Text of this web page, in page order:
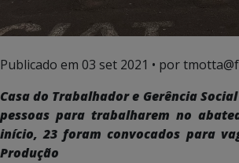
Publicado em 03 set 2021 • por
Casa do Trabalhador e Gerência
pessoas para trabalharem no
início, 23 foram convocados para
Produção